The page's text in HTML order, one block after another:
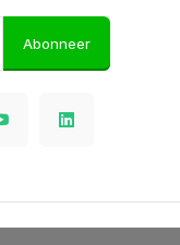
Abonneer